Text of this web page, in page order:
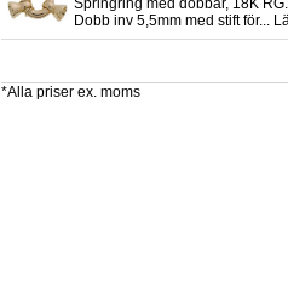
Dobb inv 5,5mm med stift för...
*Alla priser ex. moms